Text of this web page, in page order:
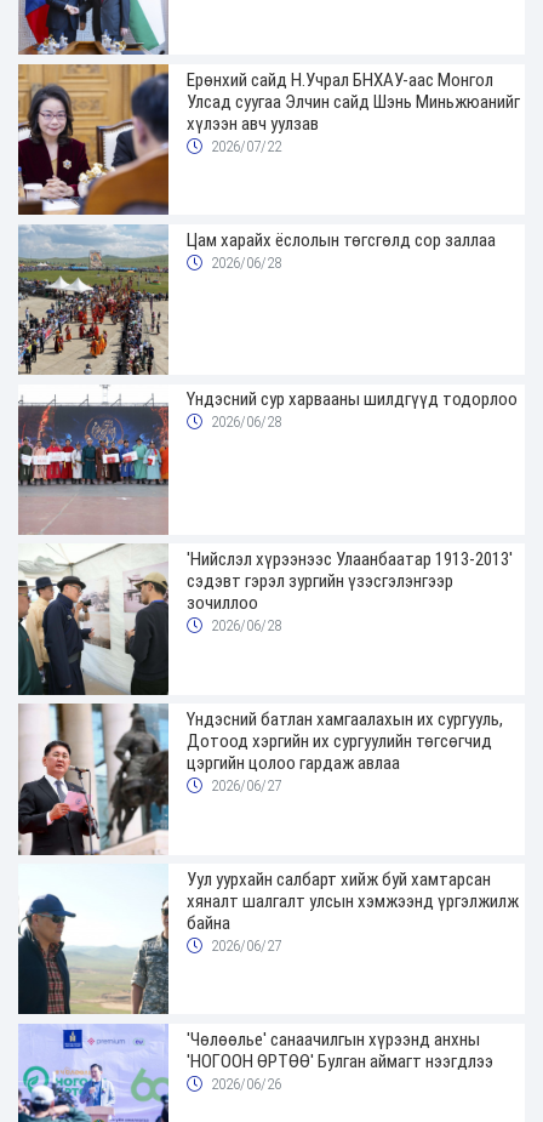
Ерөнхий сайд Н.Учрал БНХАУ-аас Монгол
Улсад суугаа Элчин сайд Шэнь Миньжюанийг
хүлээн авч уулзав
2026/07/22
Цам харайх ёслолын төгсгөлд сор заллаа
2026/06/28
Үндэсний сур харвааны шилдгүүд тодорлоо
2026/06/28
'Нийслэл хүрээнээс Улаанбаатар 1913-2013'
сэдэвт гэрэл зургийн үзэсгэлэнгээр
зочиллоо
2026/06/28
Үндэсний батлан хамгаалахын их сургууль,
Дотоод хэргийн их сургуулийн төгсөгчид
цэргийн цолоо гардаж авлаа
2026/06/27
Уул уурхайн салбарт хийж буй хамтарсан
хяналт шалгалт улсын хэмжээнд үргэлжилж
байна
2026/06/27
'Чөлөөлье' санаачилгын хүрээнд анхны
'НОГООН ӨРТӨӨ' Булган аймагт нээгдлээ
2026/06/26